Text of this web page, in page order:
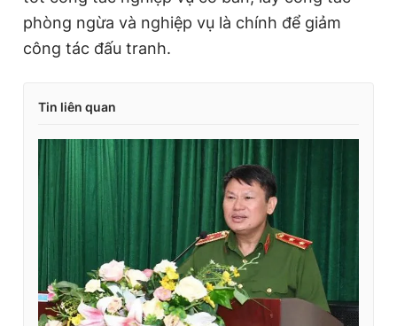
phòng ngừa và nghiệp vụ là chính để giảm
công tác đấu tranh.
Tin liên quan